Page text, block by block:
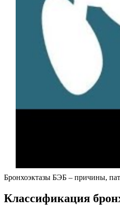
Бронхоэктазы БЭБ – причины,
Классификация